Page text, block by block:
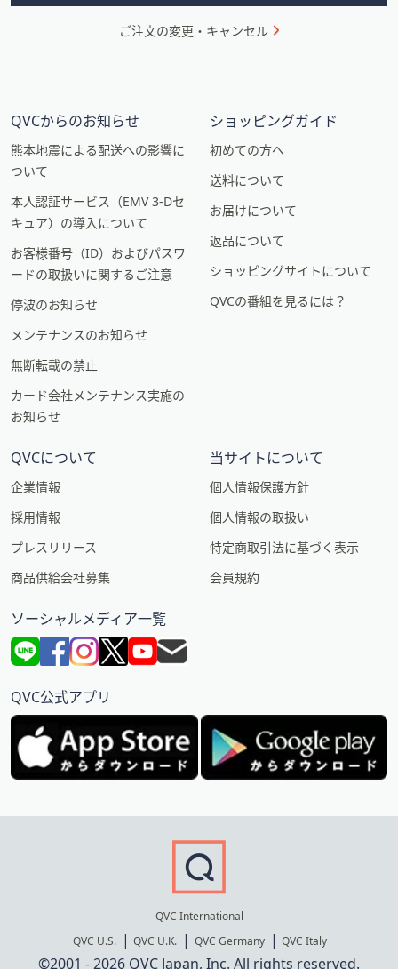
ご注文の変更・キャンセル
QVCからのお知らせ
熊本地震による配送への影響に
ついて
本人認証サービス（EMV 3-Dセ
キュア）の導入について
お客様番号（ID）およびパスワ
ードの取扱いに関するご注意
停波のお知らせ
メンテナンスのお知らせ
無断転載の禁止
カード会社メンテナンス実施の
お知らせ
ショッピングガイド
初めての方へ
送料について
お届けについて
返品について
ショッピングサイトについて
QVCの番組を見るには？
QVCについて
企業情報
採用情報
プレスリリース
商品供給会社募集
当サイトについて
個人情報保護方針
個人情報の取扱い
特定商取引法に基づく表示
会員規約
ソーシャルメディア一覧
QVC公式アプリ
QVC International
QVC U.S.
QVC U.K. QVC Germany QVC Italy
©2001 - 2026 QVC Japan, Inc. All rights reserved.